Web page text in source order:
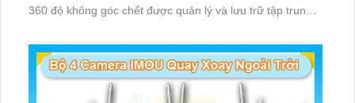
360 độ không góc chết được quản lý và lưu trữ tập trung